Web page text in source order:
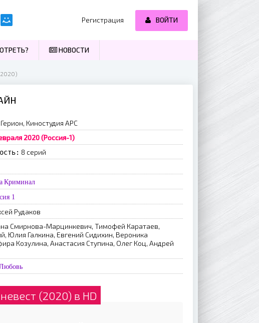
Киностудия АРС
2020 (Россия-1)
8 серий
Криминал
1
Рудаков
Смирнова-Марцинкевич, Тимофей Каратаев,
Юлия Галкина, Евгений Сидихин, Вероника
Козулина, Анастасия Ступина, Олег Коц, Андрей
(2020) в HD
Регистрация ВОЙТИ
НОВОСТИ